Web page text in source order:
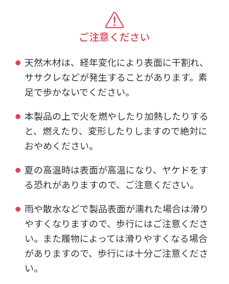
ご注意ください
天然木材は、経年変化により表面に干割れ、
ササクレなどが発生することがあります。素
足で歩かないでください。
本製品の上で火を燃やしたり加熱したりする
と、燃えたり、変形したりしますので絶対に
おやめください。
夏の高温時は表面が高温になり、ヤケドをす
る恐れがありますので、ご注意ください。
雨や散水などで製品表面が濡れた場合は滑り
やすくなりますので、歩行にはご注意くださ
い。また履物によっては滑りやすくなる場合
がありますので、歩行には十分ご注意くださ
い。